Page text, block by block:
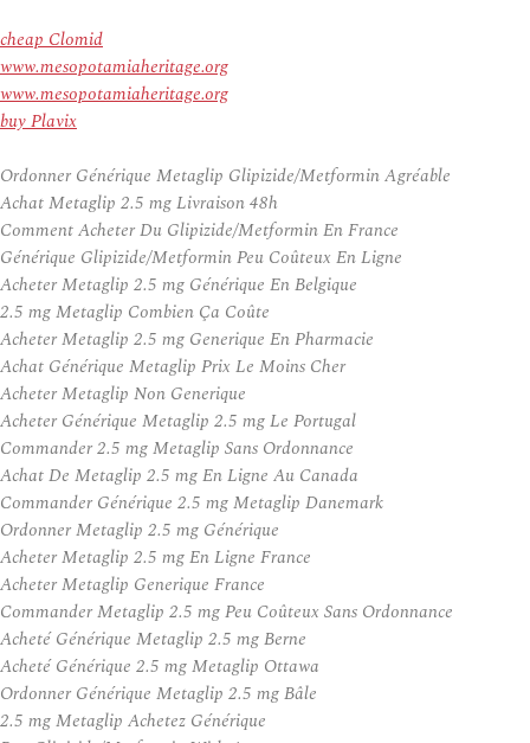
cheap Clomid
www.mesopotamiaheritage.org
www.mesopotamiaheritage.org
buy Plavix
Ordonner Générique Metaglip Glipizide/Metformin Agréable
Achat Metaglip 2.5 mg Livraison 48h
Comment Acheter Du Glipizide/Metformin En France
Générique Glipizide/Metformin Peu Coûteux En Ligne
Acheter Metaglip 2.5 mg Générique En Belgique
2.5 mg Metaglip Combien Ça Coûte
Acheter Metaglip 2.5 mg Generique En Pharmacie
Achat Générique Metaglip Prix Le Moins Cher
Acheter Metaglip Non Generique
Acheter Générique Metaglip 2.5 mg Le Portugal
Commander 2.5 mg Metaglip Sans Ordonnance
Achat De Metaglip 2.5 mg En Ligne Au Canada
Commander Générique 2.5 mg Metaglip Danemark
Ordonner Metaglip 2.5 mg Générique
Acheter Metaglip 2.5 mg En Ligne France
Acheter Metaglip Generique France
Commander Metaglip 2.5 mg Peu Coûteux Sans Ordonnance
Acheté Générique Metaglip 2.5 mg Berne
Acheté Générique 2.5 mg Metaglip Ottawa
Ordonner Générique Metaglip 2.5 mg Bâle
2.5 mg Metaglip Achetez Générique